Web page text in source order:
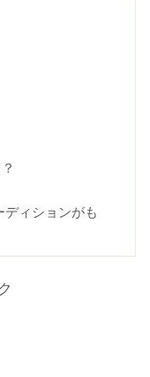
ィションがも